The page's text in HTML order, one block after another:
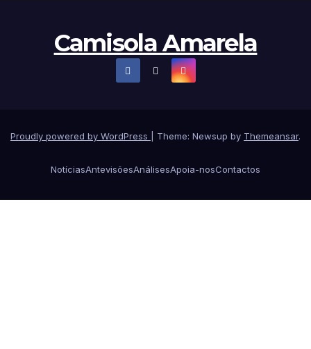
Camisola Amarela
Proudly powered by WordPress Theme: Newsup by Themeansar.
NotíciasAntevisõesAnálisesApoia-nosContactos